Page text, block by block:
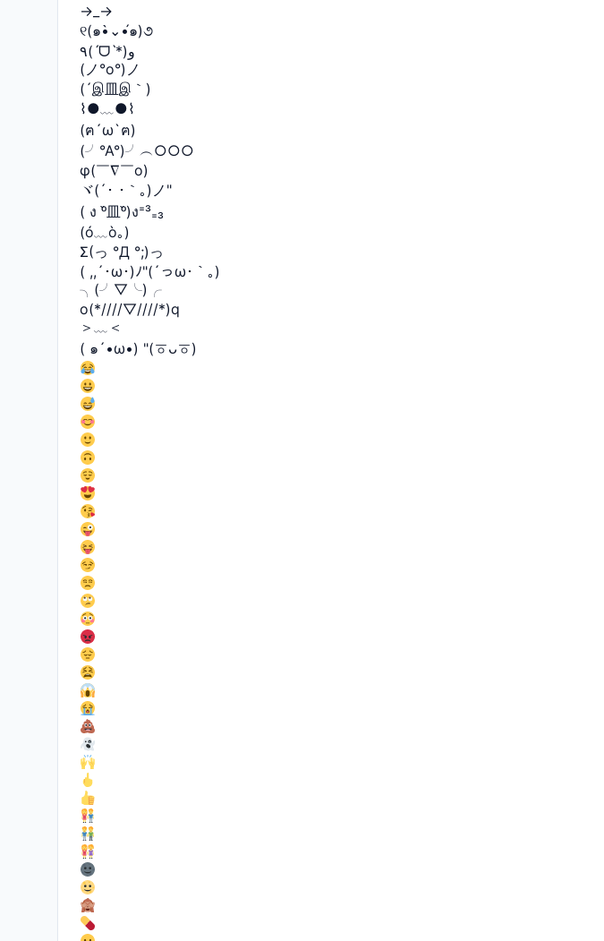
→_→
୧(๑•̀⌄•́๑)૭
٩(ˊᗜˋ*)و
(ノ°ο°)ノ
(´இ皿இ｀)
⌇●﹏●⌇
(ฅ´ω`ฅ)
(╯°A°)╯︵○○○
φ(￣∇￣o)
ヾ(´･ ･｀｡)ノ"
( ง ᵒ̌皿ᵒ̌)ง⁼³₌₃
(ó﹏ò｡)
Σ(っ °Д °;)っ
( ,,´･ω･)ﾉ"(´っω･｀｡)
╮(╯▽╰)╭
o(*////▽////*)q
＞﹏＜
( ๑´•ω•) "(ㆆᴗㆆ)